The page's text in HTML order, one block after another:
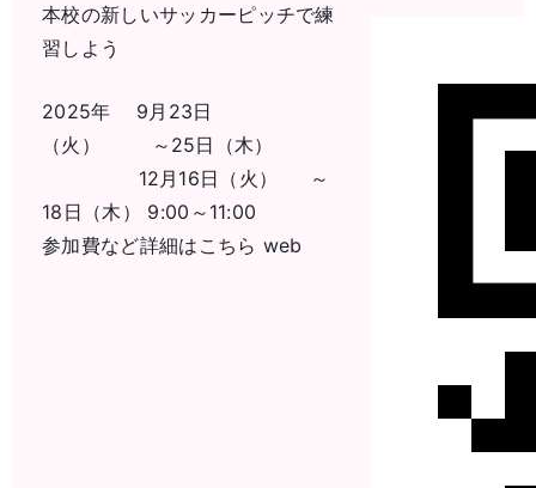
本校の新しいサッカーピッチで練
習しよう
2025年 9月23日
（火） ～25日（木）
12月16日（火） ～
18日（木） 9:00～11:00
参加費など詳細はこちら web